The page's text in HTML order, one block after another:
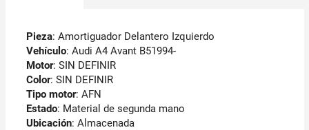
Pieza: Amortiguador Delantero Izquierdo
Vehículo: Audi A4 Avant B51994-
Motor: SIN DEFINIR
Color: SIN DEFINIR
Tipo motor: AFN
Estado: Material de segunda mano
Ubicación: Almacenada